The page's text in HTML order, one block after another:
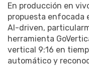
En producción en
propuesta enfocada
AI-driven,
herramienta
vertical 9:16 en
automático y